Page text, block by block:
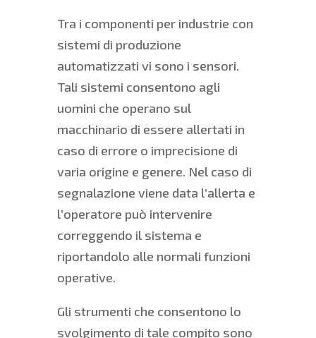
Tra i componenti per industrie con
sistemi di produzione
automatizzati vi sono i sensori.
Tali sistemi consentono agli
uomini che operano sul
macchinario di essere allertati in
caso di errore o imprecisione di
varia origine e genere. Nel caso di
segnalazione viene data l’allerta e
l’operatore può intervenire
correggendo il sistema e
riportandolo alle normali funzioni
operative.
Gli strumenti che consentono lo
svolgimento di tale compito sono